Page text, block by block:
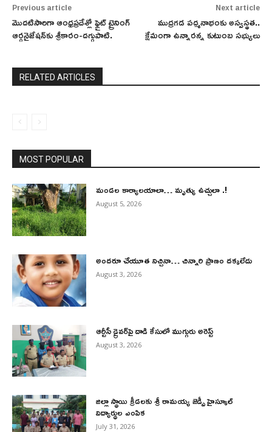
Previous article
మొదటిసారిగా ఆంధ్రప్రదేశ్లో ఫ్లైట్ ట్రైనింగ్
ఆర్గనైజేషన్‌కు శ్రీకారం-దగ్గుపాటి.
Next article
ముద్రగడ పద్మనాభంకు అస్వస్థత..
క్షేమంగా ఉన్నారన్న కుటుంబ సభ్యులు
RELATED ARTICLES
MOST POPULAR
మండల కార్యాలయాలా… మృత్యు ఉచ్చులా .!
August 5, 2026
అందరూ చేయూత నిచ్చినా… చిన్నారి ప్రాణం దక్కలేదు
August 3, 2026
ఆర్టీసీ డ్రైవర్‌పై దాడి కేసులో ముగ్గురు అరెస్ట్
August 3, 2026
జిల్లా స్థాయి క్రీడలకు శ్రీ రామయ్య జెడ్పీ హైస్కూల్
విద్యార్థుల ఎంపిక
July 31, 2026